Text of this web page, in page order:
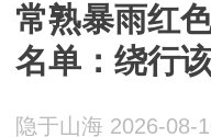
常熟暴雨红
名单：绕行
隐于山海 2026-08-